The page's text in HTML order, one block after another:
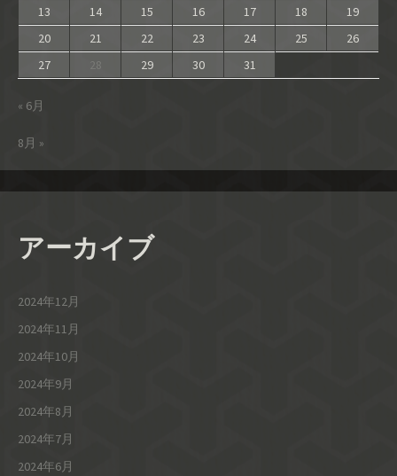
13
14 15 16 17 18
19
20
21 22 23 24 25
26
27
28 29 30 31
« 6月
8月 »
アーカイブ
2024年12月
2024年11月
2024年10月
2024年9月
2024年8月
2024年7月
2024年6月